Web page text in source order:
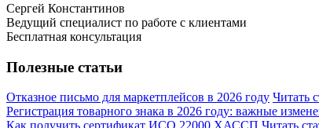
Сергей Константинов
Ведущий специалист по работе с клиентами
Бесплатная консультация
Полезные статьи
Отказное письмо для маркетплейсов в 2026 году Читать
Регистрация товарного знака в 2026 году: важные